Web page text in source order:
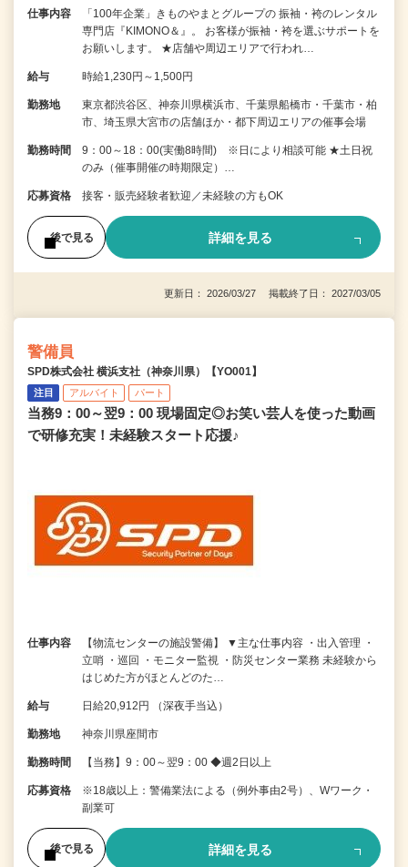
仕事内容
「100年企業」きものやまとグループの 振袖・袴のレンタル
専門店『KIMONO＆』。 お客様が振袖・袴を選ぶサポートを
お願いします。 ★店舗や周辺エリアで行われ…
給与 時給1,230円～1,500円
勤務地
東京都渋谷区、神奈川県横浜市、千葉県船橋市・千葉市・柏
市、埼玉県大宮市の店舗ほか・都下周辺エリアの催事会場
勤務時間
9：00～18：00(実働8時間) ※日により相談可能 ★土日祝
のみ（催事開催の時期限定）…
応募資格 接客・販売経験者歓迎／未経験の方もOK
後で見る 詳細を見る
更新日： 2026/03/27 掲載終了日： 2027/03/05
警備員
SPD株式会社 横浜支社（神奈川県）【YO001】
注目 アルバイト パート
当務9：00～翌9：00 現場固定◎お笑い芸人を使った動画
で研修充実！未経験スタート応援♪
仕事内容
【物流センターの施設警備】 ▼主な仕事内容 ・出入管理 ・
立哨 ・巡回 ・モニター監視 ・防災センター業務 未経験から
はじめた方がほとんどのた…
給与 日給20,912円 （深夜手当込）
勤務地 神奈川県座間市
勤務時間 【当務】9：00～翌9：00 ◆週2日以上
応募資格
※18歳以上：警備業法による（例外事由2号）、Wワーク・
副業可
後で見る 詳細を見る